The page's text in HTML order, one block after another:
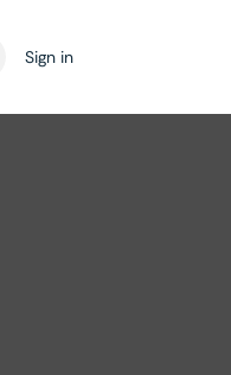
Sign in